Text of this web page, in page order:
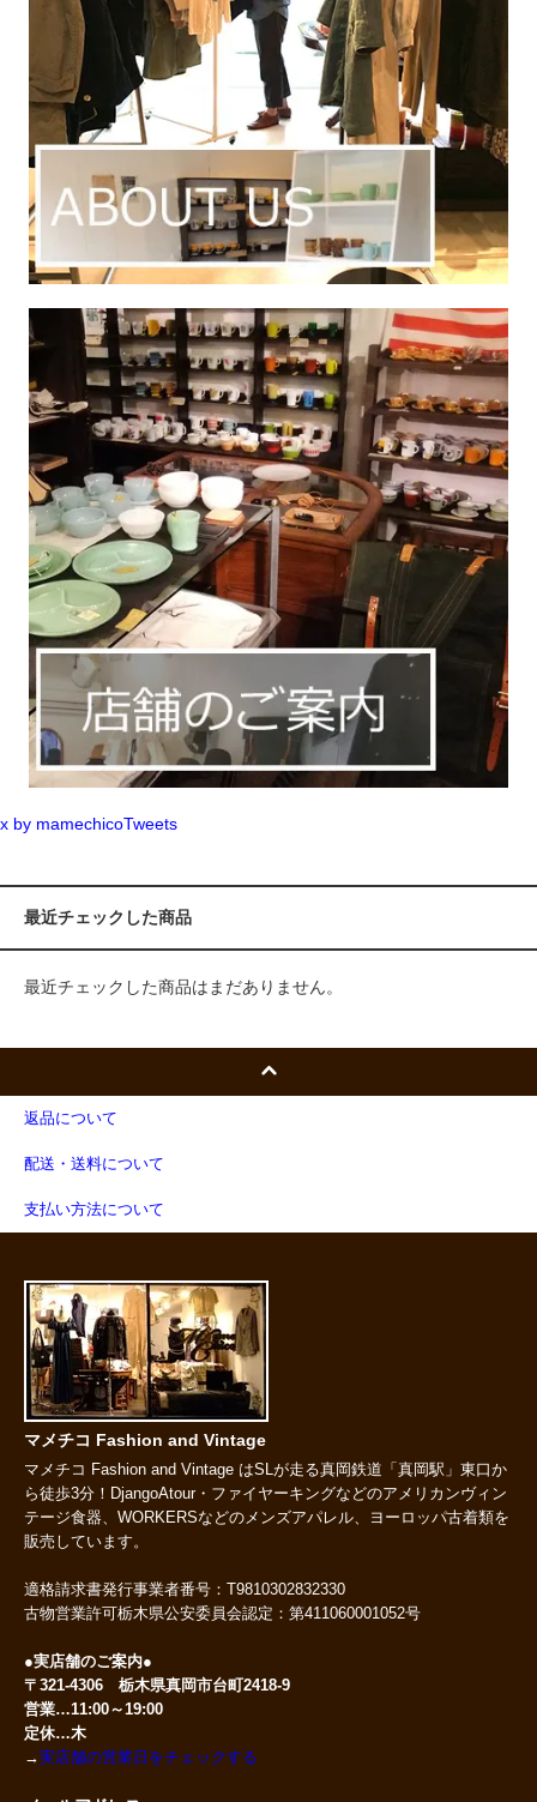
x by mamechicoTweets
最近チェックした商品
最近チェックした商品はまだありません。
返品について
配送・送料について
支払い方法について
マメチコ Fashion and Vintage
マメチコ Fashion and Vintage はSLが走る真岡鉄道「真岡駅」東口か
ら徒歩3分！DjangoAtour・ファイヤーキングなどのアメリカンヴィン
テージ食器、WORKERSなどのメンズアパレル、ヨーロッパ古着類を
販売しています。
適格請求書発行事業者番号：T9810302832330
古物営業許可栃木県公安委員会認定：第411060001052号
●実店舗のご案内●
〒321-4306 栃木県真岡市台町2418-9
営業…11:00～19:00
定休…木
→実店舗の営業日をチェックする